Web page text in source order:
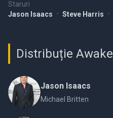
Staruri
Jason Isaacs • Steve Harris •
Distribuție Awake
Jason Isaacs
Michael Britten